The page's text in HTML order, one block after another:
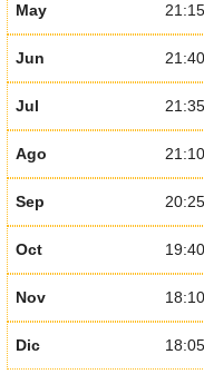
May 21:15
Jun 21:40
Jul 21:35
Ago 21:10
Sep 20:25
Oct 19:40
Nov 18:10
Dic 18:05